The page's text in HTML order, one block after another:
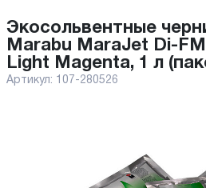
Экосольвентные чернила
Marabu MaraJet Di-
Light Magenta, 1 л
Артикул: 107-280526